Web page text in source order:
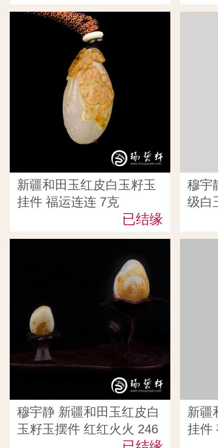
新疆和田玉红皮白玉籽玉
挂件 福运连连 7克
已结缘
穆宇
级白
穆宇静 新疆和田玉红皮白
玉籽玉摆件 红红火火 246
新疆
挂件